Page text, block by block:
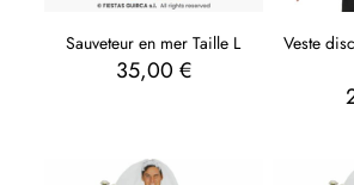
Sauveteur en mer Taille L
35,00 €
Veste